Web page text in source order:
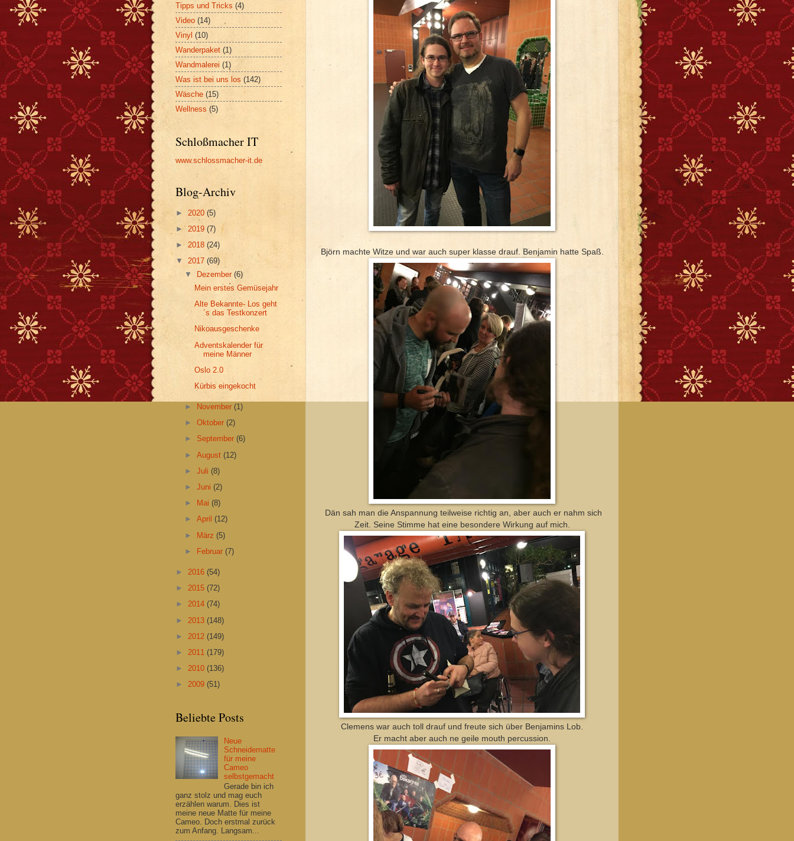
Björn machte Witze und war auch super klasse drauf. Benjamin hatte Spaß.
Dän sah man die Anspannung teilweise richtig an, aber auch er nahm sich
Zeit. Seine Stimme hat eine besondere Wirkung auf mich.
Clemens war auch toll drauf und freute sich über Benjamins Lob.
Er macht aber auch ne geile mouth percussion.
Tipps und Tricks (4)
Video (14)
Vinyl (10)
Wanderpaket (1)
Wandmalerei (1)
Was ist bei uns los (142)
Wäsche (15)
Wellness (5)
Schloßmacher IT
www.schlossmacher-it.de
Blog-Archiv
► 2020 (5)
► 2019 (7)
► 2018 (24)
▼ 2017 (69)
▼
Dezember(6)
Mein erstes Gemüsejahr
Alte Bekannte- Los geht
´s das Testkonzert
Nikoausgeschenke
Adventskalender für
meine Männer
Oslo 2.0
Kürbis eingekocht
► November(1)
►Oktober(2)
► September(6)
►August(12)
►Juli(8)
►Juni(2)
►
Mai(8)
►April(12)
► März(5)
►
Februar(7)
► 2016 (54)
► 2015 (72)
► 2014 (74)
► 2013 (148)
► 2012 (149)
► 2011 (179)
► 2010 (136)
► 2009 (51)
Beliebte Posts
Neue
Schneidematte
für meine
Cameo
selbstgemacht
Gerade bin ich
ganz stolz und mag euch
erzählen warum. Dies ist
meine neue Matte für meine
Cameo. Doch erstmal zurück
zum Anfang. Langsam...